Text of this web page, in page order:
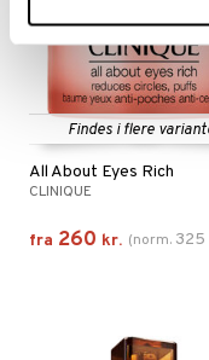
Findes i flere
All About Eyes Rich
CLINIQUE
fra 260 kr. (norm. 325